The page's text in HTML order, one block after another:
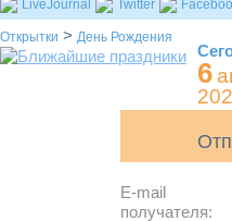
LiveJournal Twitter
Открытки > День Рождения
6
E-mail
получателя: